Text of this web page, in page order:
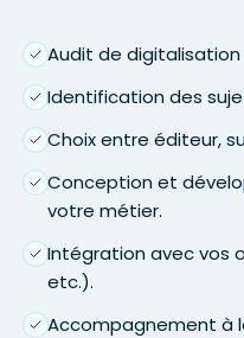
Audit de
Identification des
Choix entre éditeur,
Conception et
votre métier.
Intégration avec vos
etc.).
Accompagnement à